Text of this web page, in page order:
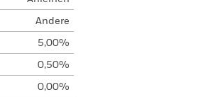
Andere
5,00%
0,50%
0,00%